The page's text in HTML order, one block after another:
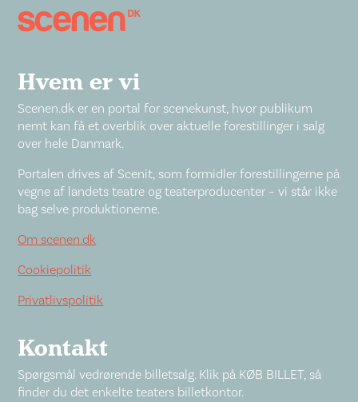
Hvem er vi
Scenen.dk er en portal for scenekunst, hvor publikum
nemt kan få et overblik over aktuelle forestillinger i salg
over hele Danmark.
Portalen drives af Scenit, som formidler forestillingerne på
vegne af landets teatre og teaterproducenter – vi står ikke
bag selve produktionerne.
Om scenen.dk
Cookiepolitik
Privatlivspolitik
Kontakt
Spørgsmål vedrørende billetsalg. Klik på KØB BILLET, så
finder du det enkelte teaters billetkontor.